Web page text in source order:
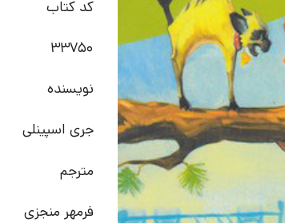
کد کتاب
33750
نویسنده
جری اسپینلی
مترجم
فرمهر منجزی